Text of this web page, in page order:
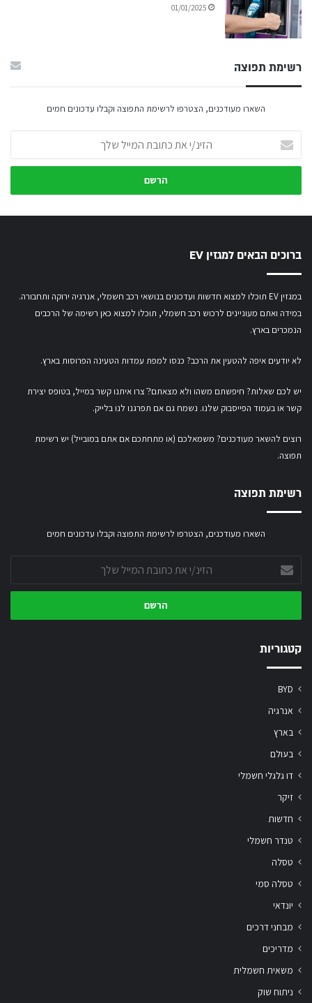
01/01/2025
רשימת תפוצה
השארו מעודכנים, הצטרפו לרשימת התפוצה וקבלו עדכונים חמים
את
כתובת
שלך
ברוכים הבאים למגזין EV
במגזין EV תוכלו למצוא חדשות ועדכונים בנושאי רכב חשמלי, אנרגיה ירוקה ותחבורה.
במידה ואתם מעוניינים לרכוש רכב חשמלי, תוכלו למצוא כאן רשימה של הרכבים
הנמכרים בארץ.
לא יודעים איפה להטעין את הרכב? כנסו למפת עמדות הטעינה הפרוסות בארץ.
יש לכם שאלות? חיפשתם משהו ולא מצאתם?ֿ צרו איתנו קשר במייל, בטופס יצירת
קשראובעמוד הפייסבוק שלנו. נשמח גם אם תפרגנו לנו בלייק.
רוצים להשאר מעודכנים? משמאלכם (או מתחתכם אם אתם במובייל) יש רשימת
תפוצה.
רשימת תפוצה
השארו מעודכנים, הצטרפו לרשימת התפוצה וקבלו עדכונים חמים
את
כתובת
שלך
קטגוריות
BYD
אנרגיה
בארץ
בעולם
דו גלגלי חשמלי
זיקר
חדשות
טנדר חשמלי
טסלה
טסלה סמי
יונדאי
מבחני דרכים
מדריכים
משאית חשמלית
ניתוח שוק